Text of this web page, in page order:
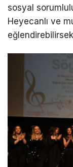
sosyal
Heyecanlı ve